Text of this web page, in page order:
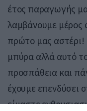
έτος παραγωγής
λαμβάνουμε μέρος
πρώτο μας αστέρι!
μπύρα αλλά αυτό
προσπάθεια και
έχουμε επενδύσει
είμαστε